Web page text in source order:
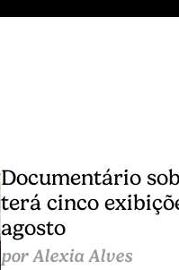
Documentário
terá cinco
agosto
por Alexia Alves